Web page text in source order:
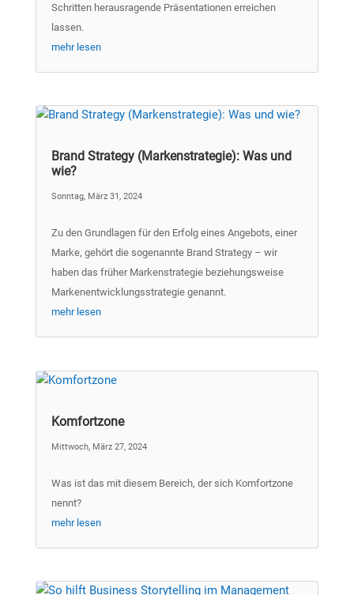
Schritten herausragende Präsentationen erreichen
lassen.
mehr lesen
Brand Strategy (Markenstrategie): Was und
wie?
Sonntag, März 31, 2024
Zu den Grundlagen für den Erfolg eines Angebots, einer
Marke, gehört die sogenannte Brand Strategy – wir
haben das früher Markenstrategie beziehungsweise
Markenentwicklungsstrategie genannt.
mehr lesen
Komfortzone
Mittwoch, März 27, 2024
Was ist das mit diesem Bereich, der sich Komfortzone
nennt?
mehr lesen